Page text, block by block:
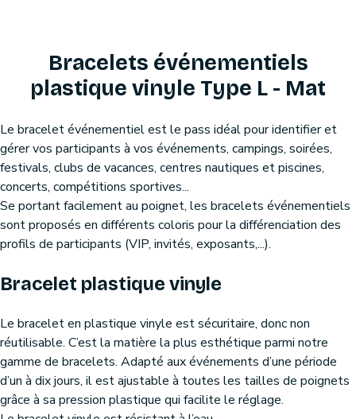
Bracelets événementiels
plastique vinyle Type L - Mat
Le bracelet événementiel est le pass idéal pour identifier et
gérer vos participants à vos événements, campings, soirées,
festivals, clubs de vacances, centres nautiques et piscines,
concerts, compétitions sportives...
Se portant facilement au poignet, les bracelets événementiels
sont proposés en différents coloris pour la différenciation des
profils de participants (VIP, invités, exposants,...).
Bracelet plastique vinyle
Le bracelet en plastique vinyle est sécuritaire, donc non
réutilisable. C’est la matière la plus esthétique parmi notre
gamme de bracelets. Adapté aux événements d’une période
d’un à dix jours, il est ajustable à toutes les tailles de poignets
grâce à sa pression plastique qui facilite le réglage.